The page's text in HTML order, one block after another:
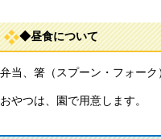
◆昼食について
弁当、箸（スプーン・フォーク
おやつは、園で用意します。